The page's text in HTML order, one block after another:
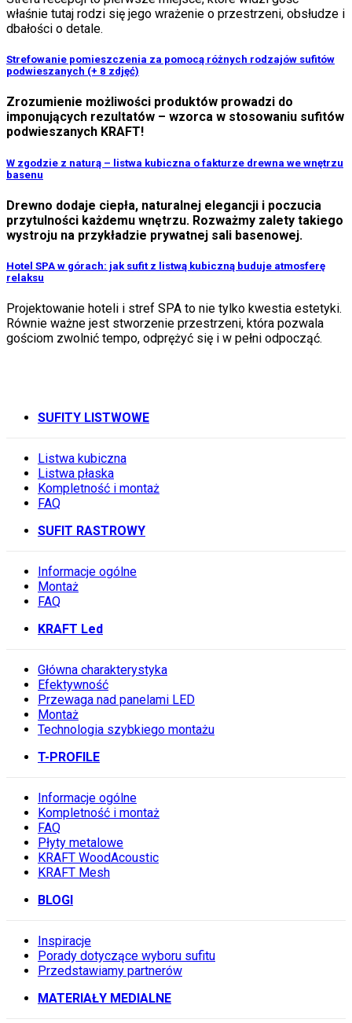
właśnie tutaj rodzi się jego wrażenie o przestrzeni, obsłudze i
dbałości o detale.
Strefowanie pomieszczenia za pomocą różnych rodzajów sufitów
podwieszanych (+ 8 zdjęć)
Zrozumienie możliwości produktów prowadzi do
imponujących rezultatów – wzorca w stosowaniu sufitów
podwieszanych KRAFT!
W zgodzie z naturą – listwa kubiczna o fakturze drewna we wnętrzu
basenu
Drewno dodaje ciepła, naturalnej elegancji i poczucia
przytulności każdemu wnętrzu. Rozważmy zalety takiego
wystroju na przykładzie prywatnej sali basenowej.
Hotel SPA w górach: jak sufit z listwą kubiczną buduje atmosferę
relaksu
Projektowanie hoteli i stref SPA to nie tylko kwestia estetyki.
Równie ważne jest stworzenie przestrzeni, która pozwala
gościom zwolnić tempo, odprężyć się i w pełni odpocząć.
SUFITY LISTWOWE
Listwa kubiczna
Listwa płaska
Kompletność i montaż
FAQ
SUFIT RASTROWY
Informacje ogólne
Montaż
FAQ
KRAFT Led
Główna charakterystyka
Efektywność
Przewaga nad panelami LED
Montaż
Technologia szybkiego montażu
T-PROFILE
Informacje ogólne
Kompletność i montaż
FAQ
Płyty metalowe
KRAFT WoodAcoustic
KRAFT Mesh
BLOGI
Inspiracje
Porady dotyczące wyboru sufitu
Przedstawiamy partnerów
MATERIAŁY MEDIALNE